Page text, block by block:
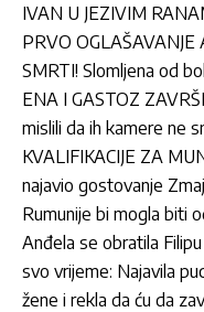
IVAN U JEZIVIM
PRVO
SMRTI! Slomljena od
ENA I GASTOZ
mislili da ih kamere ne
KVALIFIKACIJE ZA
najavio gostovanje
Rumunije bi mogla biti
Anđela se obratila
svo vrijeme: Najavila
žene i rekla da ću da